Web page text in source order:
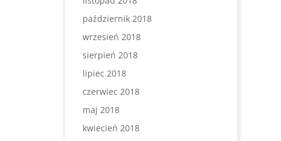
październik 2018
wrzesień 2018
sierpień 2018
lipiec 2018
czerwiec 2018
maj 2018
kwiecień 2018